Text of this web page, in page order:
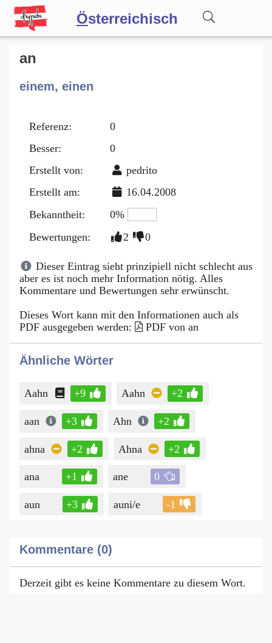
Österreichisch
Forum
Blog
an
einem, einen
Referenz:
0
Besser:
0
Erstellt von:
pedrito
Erstellt am:
16.04.2008
Bekanntheit:
0%
Bewertungen:
2 0
Dieser Eintrag sieht prinzipiell nicht schlecht aus
aber es ist noch mehr Information nötig. Alles
Kommentare und Bewertungen sehr erwünscht.
Dieses Wort kann mit den Informationen auch als
PDF ausgegeben werden:
PDF von an
Ähnliche Wörter
Aahn +9 Aahn +2
aan +3 Ahn +2
ahna +2 Ahna +2
ana +1 ane 0
aun +3 auni/e -1
Kommentare (0)
Derzeit gibt es keine Kommentare zu diesem Wort.